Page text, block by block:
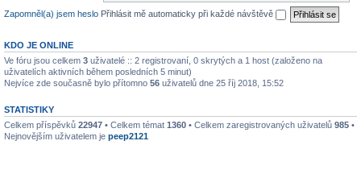
Zapomněl(a) jsem heslo Přihlásit mě automaticky při každé návštěvě
KDO JE ONLINE
Ve fóru jsou celkem 3 uživatelé :: 2 registrovaní, 0 skrytých a 1 host (založeno na
uživatelích aktivních během posledních 5 minut)
Nejvíce zde současně bylo přítomno 56 uživatelů dne 25 říj 2018, 15:52
STATISTIKY
Celkem příspěvků 22947 • Celkem témat 1360 • Celkem zaregistrovaných uživatelů 985 •
Nejnovějším uživatelem je peep2121